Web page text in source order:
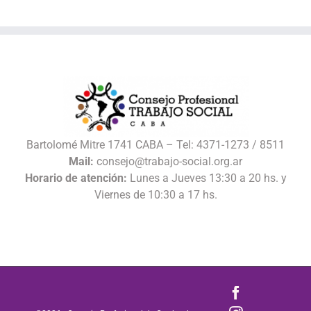
Bartolomé Mitre 1741 CABA – Tel: 4371-1273 / 8511
Mail: consejo@trabajo-social.org.ar
Horario de atención: Lunes a Jueves 13:30 a 20 hs. y
Viernes de 10:30 a 17 hs.